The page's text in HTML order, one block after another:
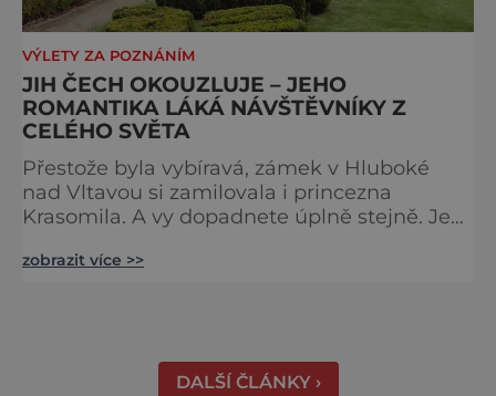
VÝLETY ZA POZNÁNÍM
JIH ČECH OKOUZLUJE – JEHO
ROMANTIKA LÁKÁ NÁVŠTĚVNÍKY Z
CELÉHO SVĚTA
Přestože byla vybíravá, zámek v Hluboké
nad Vltavou si zamilovala i princezna
Krasomila. A vy dopadnete úplně stejně. Je
jako nazdobený bílý dort na svatební tabuli.
zobrazit více >>
DALŠÍ ČLÁNKY ›